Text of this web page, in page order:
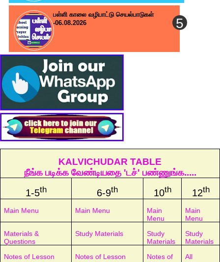
பள்ளி காலை வழிபாட்டு செயல்பாடுகள்
-06.08.2026
KALVICHUDAR TABLE
நீங்க படிக்க வேண்டியதை 'டச்' பண்ணுங்க.....
1-5th 6-9th 10th 12th
Main Menu Main Menu
Main
Menu
Main
Menu
Materials &
Questions
Study Materials
Study
Materials
Study
Materials
Notes of Lesson
Notes of Lesson
Notes of
All